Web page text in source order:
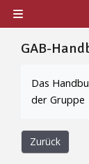
Zum Hauptinhalt
Website-
GAB-
Das
der Gruppe
Zurück